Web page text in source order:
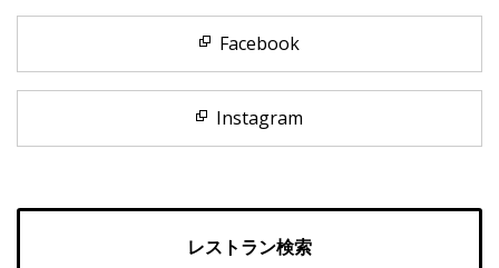
Facebook
Instagram
レストラン検索